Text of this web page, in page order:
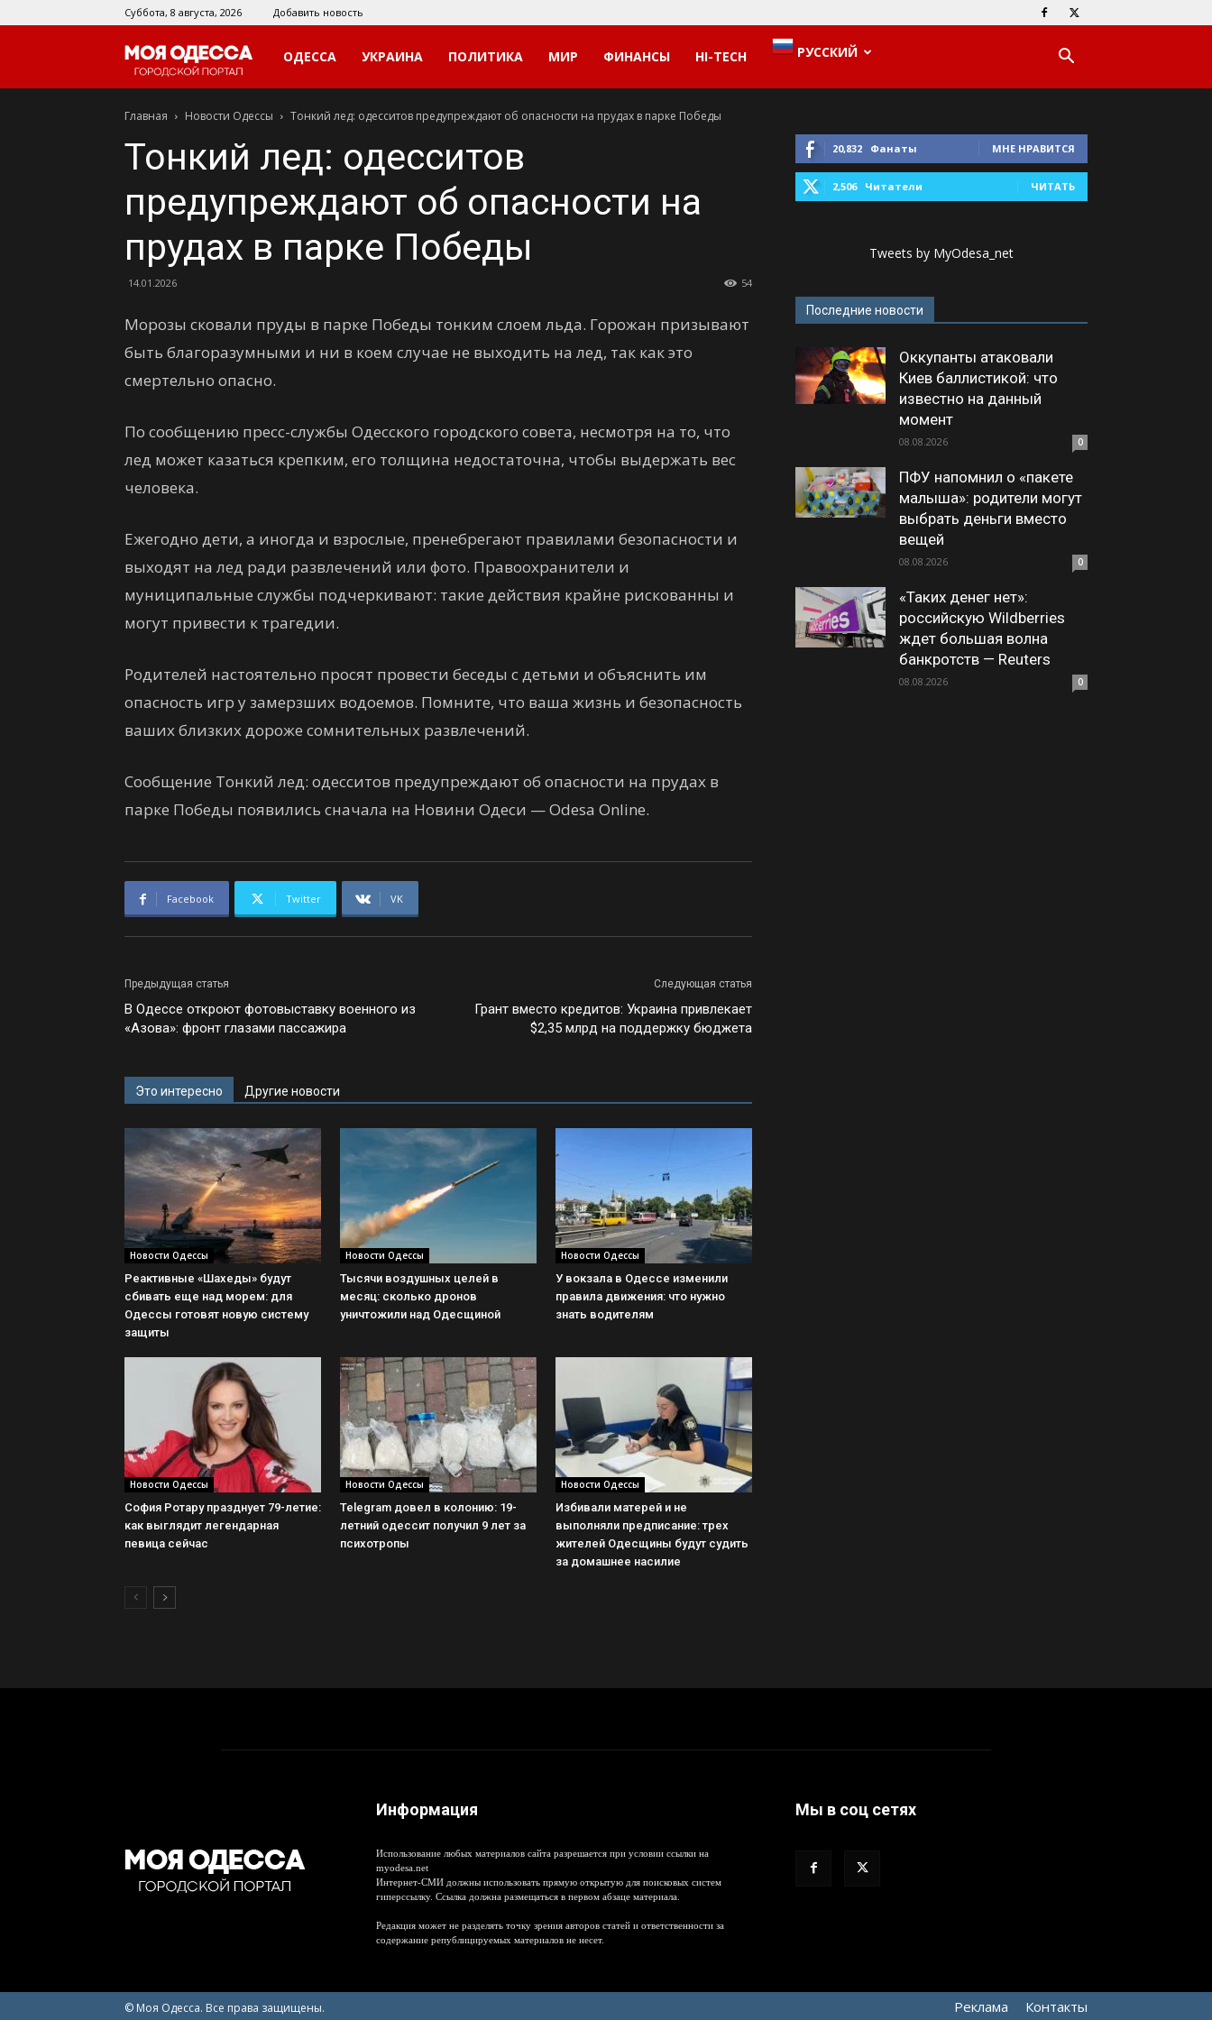
Суббота, 8 августа, 2026 Добавить новость
Моя
Одесса
ОДЕССА УКРАИНА ПОЛИТИКА МИР ФИНАНСЫ HI-TECH РУССКИЙ
Главная Новости Одессы Тонкий лед: одесситов предупреждают об опасности на прудах в парке Победы
Тонкий лед: одесситов
предупреждают об опасности на
прудах в парке Победы
14.01.2026 54
Морозы сковали пруды в парке Победы тонким слоем льда. Горожан призывают
быть благоразумными и ни в коем случае не выходить на лед, так как это
смертельно опасно.
По сообщению пресс-службы Одесского городского совета, несмотря на то, что
лед может казаться крепким, его толщина недостаточна, чтобы выдержать вес
человека.
Ежегодно дети, а иногда и взрослые, пренебрегают правилами безопасности и
выходят на лед ради развлечений или фото. Правоохранители и
муниципальные службы подчеркивают: такие действия крайне рискованны и
могут привести к трагедии.
Родителей настоятельно просят провести беседы с детьми и объяснить им
опасность игр у замерзших водоемов. Помните, что ваша жизнь и безопасность
ваших близких дороже сомнительных развлечений.
Сообщение Тонкий лед: одесситов предупреждают об опасности на прудах в
парке Победы появились сначала на Новини Одеси — Odesa Online.
Facebook Twitter VK
Предыдущая статья
В Одессе откроют фотовыставку военного из
«Азова»: фронт глазами пассажира
Следующая статья
Грант вместо кредитов: Украина привлекает
$2,35 млрд на поддержку бюджета
Это интересно Другие новости
Новости Одессы
Реактивные «Шахеды» будут
сбивать еще над морем: для
Одессы готовят новую систему
защиты
Новости Одессы
Тысячи воздушных целей в
месяц: сколько дронов
уничтожили над Одесщиной
Новости Одессы
У вокзала в Одессе изменили
правила движения: что нужно
знать водителям
Новости Одессы
София Ротару празднует 79-летие:
как выглядит легендарная
певица сейчас
Новости Одессы
Telegram довел в колонию: 19-
летний одессит получил 9 лет за
психотропы
Новости Одессы
Избивали матерей и не
выполняли предписание: трех
жителей Одесщины будут судить
за домашнее насилие
20,832 Фанаты МНЕ НРАВИТСЯ
2,506 Читатели ЧИТАТЬ
Tweets by MyOdesa_net
Последние новости
Оккупанты атаковали
Киев баллистикой: что
известно на данный
момент
08.08.2026 0
ПФУ напомнил о «пакете
малыша»: родители могут
выбрать деньги вместо
вещей
08.08.2026 0
«Таких денег нет»:
российскую Wildberries
ждет большая волна
банкротств — Reuters
08.08.2026 0
Информация
Использование любых материалов сайта разрешается при условии ссылки на
myodesa.net
Интернет-СМИ должны использовать прямую открытую для поисковых систем
гиперссылку. Ссылка должна размещаться в первом абзаце материала.
Редакция может не разделять точку зрения авторов статей и ответственности за
содержание републицируемых материалов не несет.
Мы в соц сетях
Реклама Контакты
© Моя Одесса. Все права защищены.